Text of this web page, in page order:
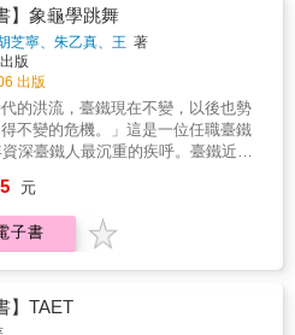
提供會員更多的服務與優惠；屈臣氏
式的實體店，打造全新的購物經
放
購物車」，解開更多關於屈臣氏的疑
屈臣氏如何挺過辛亥革命、二戰、
管理分析與歷史脈絡，隨著文字一
變幻的商場拚搏，也跟著經歷大時
的策略中掌握零售
國式美學」走入歷史；將臺鐵美學復
轉成為臺鐵蛻變與新生的開始。・
部門第1個美學小組2019年，臺鐵首
觀光列車改造後引起各界負評，一
劃，卻變成一場災難。臺鐵局局長張
決定成立「臺鐵美學設計諮詢審議小
集人角色，啟動臺鐵的美學復興運
建議、美學元素在設計、建設計畫
入，引領臺鐵員工建立自信，燃起社
車設計理念介紹臺鐵環島觀光列車
的改造過程，回顧列車完成後在北
的「鳴日—臺鐵美學復興FUTURE
時搶先曝光新購列車： 520輛「EMU
】象龜學跳舞
芝寧、朱乙真、王 著
出版
出版
代的洪流，臺鐵現在不變，以後也勢
不變的危機。」這是一位任職臺鐵
深臺鐵人最沉重的疾呼。臺鐵近年
現帶領團隊正面迎戰、解決問題，先
識，再攘外與社會大眾溝通，突破
的包袱與框架，將一個傳統組織架
改革，完整勾勒出臺鐵組織變革的全
件及管理學角度分析臺鐵改造過程
元
子書
】TAET